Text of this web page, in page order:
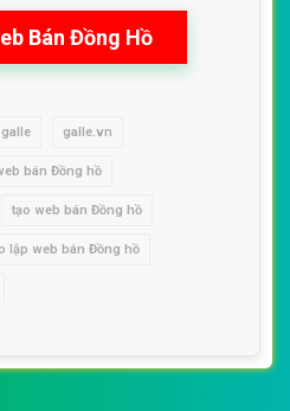
Bán Đồng Hồ
galle galle.vn
bán Đồng hồ
tạo web bán Đồng hồ
lập web bán Đồng hồ